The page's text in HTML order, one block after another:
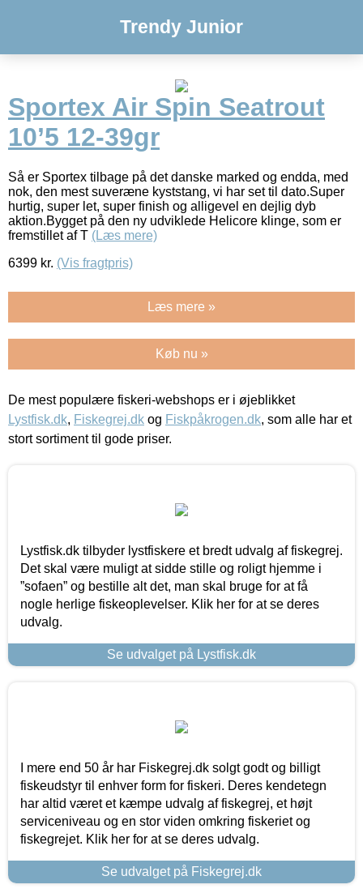
Trendy Junior
Sportex Air Spin Seatrout
10’5 12-39gr
Så er Sportex tilbage på det danske marked og endda, med
nok, den mest suveræne kyststang, vi har set til dato.Super
hurtig, super let, super finish og alligevel en dejlig dyb
aktion.Bygget på den ny udviklede Helicore klinge, som er
fremstillet af T (Læs mere)
6399 kr. (Vis fragtpris)
Læs mere »
Køb nu »
De mest populære fiskeri-webshops er i øjeblikket
Lystfisk.dk, Fiskegrej.dk og Fiskpåkrogen.dk, som alle har et
stort sortiment til gode priser.
Lystfisk.dk tilbyder lystfiskere et bredt udvalg af fiskegrej.
Det skal være muligt at sidde stille og roligt hjemme i
”sofaen” og bestille alt det, man skal bruge for at få
nogle herlige fiskeoplevelser. Klik her for at se deres
udvalg.
Se udvalget på Lystfisk.dk
I mere end 50 år har Fiskegrej.dk solgt godt og billigt
fiskeudstyr til enhver form for fiskeri. Deres kendetegn
har altid været et kæmpe udvalg af fiskegrej, et højt
serviceniveau og en stor viden omkring fiskeriet og
fiskegrejet. Klik her for at se deres udvalg.
Se udvalget på Fiskegrej.dk